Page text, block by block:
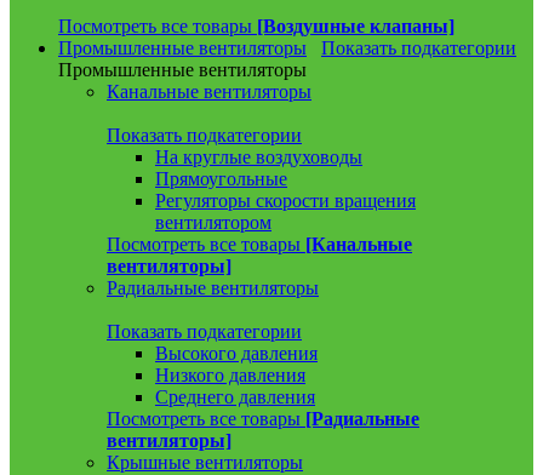
Посмотреть все товары [Воздушные клапаны]
Промышленные вентиляторы
Показать подкатегории
Промышленные вентиляторы
Канальные вентиляторы
Показать подкатегории
На круглые воздуховоды
Прямоугольные
Регуляторы скорости вращения
вентилятором
Посмотреть все товары [Канальные
вентиляторы]
Радиальные вентиляторы
Показать подкатегории
Высокого давления
Низкого давления
Среднего давления
Посмотреть все товары [Радиальные
вентиляторы]
Крышные вентиляторы